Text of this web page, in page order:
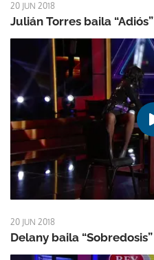
20 JUN 2018
Julián Torres baila “Adiós”
20 JUN 2018
Delany baila “Sobredosis”